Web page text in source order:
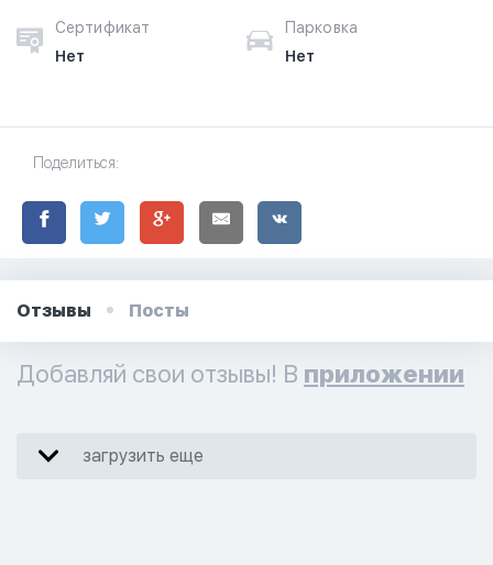
Сертификат
Нет
Парковка
Нет
Поделиться:
Отзывы Посты
Добавляй свои отзывы! В приложении
загрузить еще